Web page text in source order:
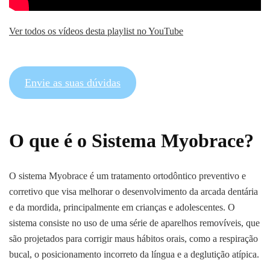
Ver todos os vídeos desta playlist no YouTube
Envie as suas dúvidas
O que é o Sistema Myobrace?
O sistema Myobrace é um tratamento ortodôntico preventivo e
corretivo que visa melhorar o desenvolvimento da arcada dentária
e da mordida, principalmente em crianças e adolescentes. O
sistema consiste no uso de uma série de aparelhos removíveis, que
são projetados para corrigir maus hábitos orais, como a respiração
bucal, o posicionamento incorreto da língua e a deglutição atípica.